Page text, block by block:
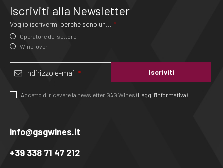
Iscriviti alla Newsletter
Voglio iscrivermi perché sono un... *
Operatore del settore
Wine lover
Indirizzo e-mail * Iscriviti
Accetto di ricevere la newsletter GAG Wines (Leggi l'informativa)
campo
essere
info@gagwines.it
+39 338 71 47 212